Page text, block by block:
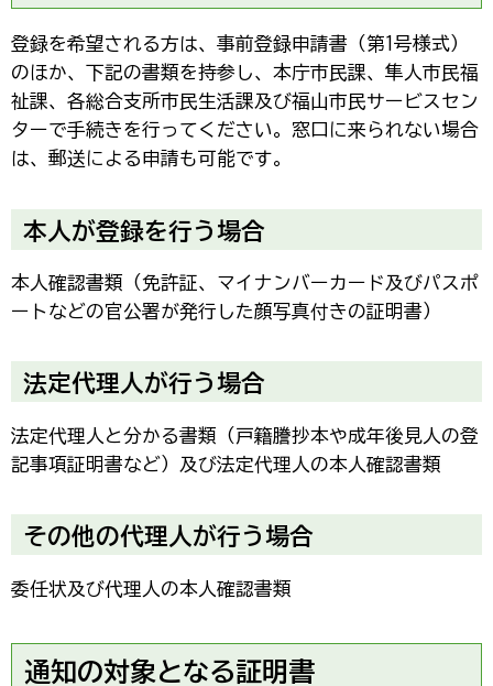
登録を希望される方は、事前登録申請書（第1号様式）
のほか、下記の書類を持参し、本庁市民課、隼人市民福
祉課、各総合支所市民生活課及び福山市民サービスセン
ターで手続きを行ってください。窓口に来られない場合
は、郵送による申請も可能です。
本人が登録を行う場合
本人確認書類（免許証、マイナンバーカード及びパスポ
ートなどの官公署が発行した顔写真付きの証明書）
法定代理人が行う場合
法定代理人と分かる書類（戸籍謄抄本や成年後見人の登
記事項証明書など）及び法定代理人の本人確認書類
その他の代理人が行う場合
委任状及び代理人の本人確認書類
通知の対象となる証明書